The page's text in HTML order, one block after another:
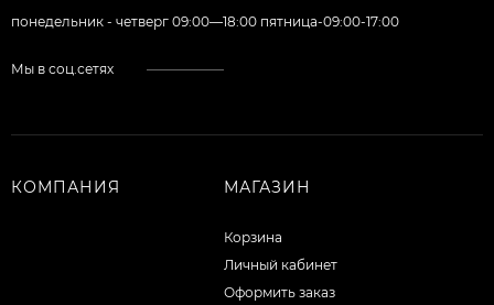
понедельник - четверг 09:00—18:00 пятница-09:00-17:00
Мы в соц.сетях
КОМПАНИЯ МАГАЗИН
Корзина
Личный кабинет
Оформить заказ